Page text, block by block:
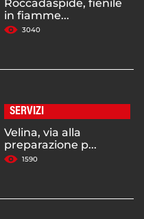
Roccadaspide, fienile
in fiamme...
3040
SERVIZI
Velina, via alla
preparazione p...
1590